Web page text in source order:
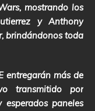
mostrando los
y Anthony
brindándonos toda
entregarán más de
transmitido por
esperados paneles